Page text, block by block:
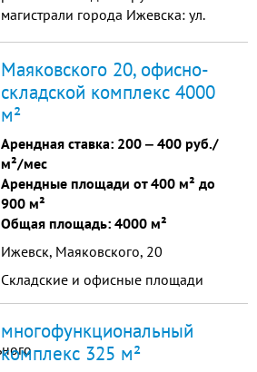
магистрали города Ижевска: ул.
магистралей города, чт...
Маяковского 20, офисно-
складской комплекс 4000
м²
Арендная ставка: 200 ‒ 400 руб./
м²/мес
Арендные площади от 400 м² до
900 м²
Общая площадь: 4000 м²
Ижевск, Маяковского, 20
Складские и офисные площади
многофункциональный
комплекс 325 м²